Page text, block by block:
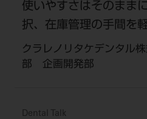
使いやすさはそのまま
択、在庫管理の手間を
クラレノリタケデンタル
部 企画開発部
Dental Talk